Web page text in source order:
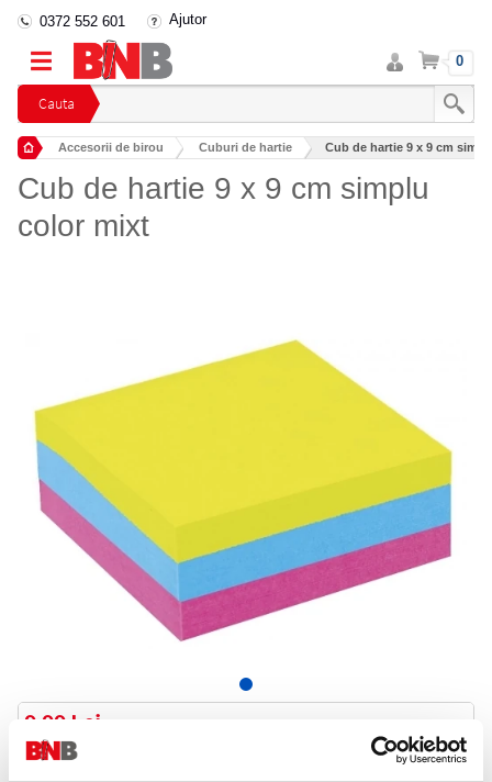
Cauta
0372 552 601 Ajutor
Intra
in
cont
Cos 0
Accesorii de birou Cuburi de hartie Cub de hartie 9 x 9 cm
Cub de hartie 9 x 9 cm simplu
color mixt
9,99 Lei
Indisponibil